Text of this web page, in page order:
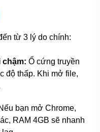
từ 3 lý do chính:
chậm: Ổ cứng truyền
độ thấp. Khi mở file,
bạn mở Chrome,
RAM 4GB sẽ nhanh